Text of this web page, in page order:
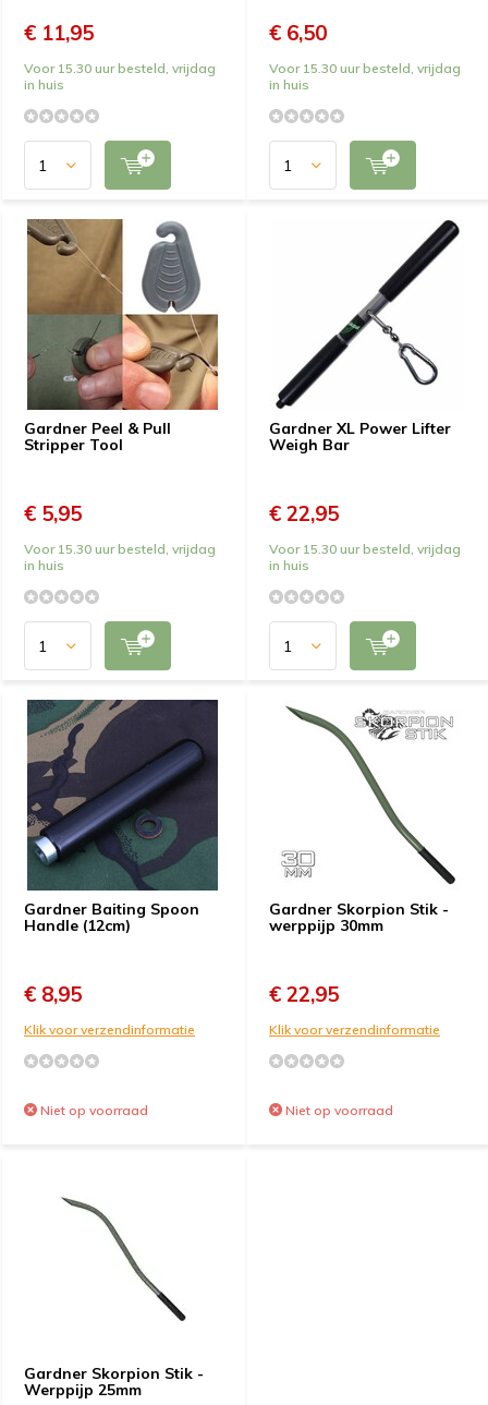
€ 11,95
Voor 15.30 uur besteld, vrijdag
in huis
€ 6,50
Voor 15.30 uur besteld, vrijdag
in huis
Gardner Peel & Pull
Stripper Tool
€ 5,95
Voor 15.30 uur besteld, vrijdag
in huis
Gardner XL Power Lifter
Weigh Bar
€ 22,95
Voor 15.30 uur besteld, vrijdag
in huis
Gardner Baiting Spoon
Handle (12cm)
€ 8,95
Klik voor verzendinformatie
Niet op voorraad
Gardner Skorpion Stik -
werppijp 30mm
€ 22,95
Klik voor verzendinformatie
Niet op voorraad
Gardner Skorpion Stik -
Werppijp 25mm